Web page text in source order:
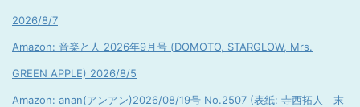
2026/8/7
Amazon: 音楽と人 2026年9月号 (DOMOTO, STARGLOW, Mrs.
GREEN APPLE) 2026/8/5
Amazon: anan(アンアン)2026/08/19号 No.2507 (表紙: 寺西拓人 末